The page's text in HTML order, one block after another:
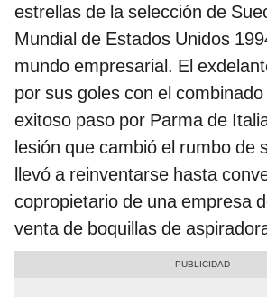
estrellas de la selección de
Mundial de Estados Unidos
mundo empresarial. El
por sus goles con el
exitoso paso por Parma de
lesión que cambió el rumbo de
llevó a reinventarse hasta
copropietario de una empresa
venta de boquillas de